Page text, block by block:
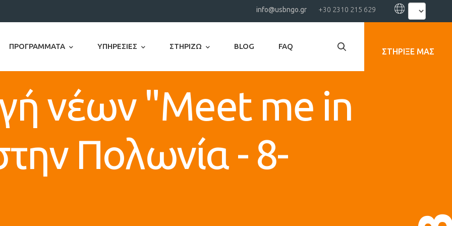
info@usbngo.gr +30 2310 215 629
Select
language
ΠΡΟΓΡΆΜΜΑΤΑ ΥΠΗΡΕΣΊΕΣ ΣΤΗΡΊΖΩ BLOG FAQ
ΣΤΉΡΙΞΕ ΜΑΣ
νέων "Meet me in
Πολωνία - 8-